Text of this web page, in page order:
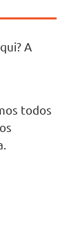
A
todos